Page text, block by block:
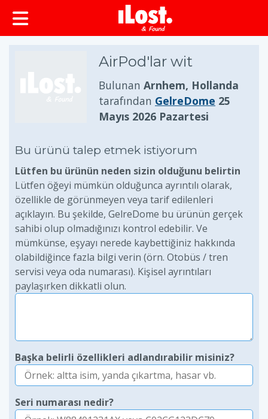
AirPod'lar wit
Bulunan Arnhem, Hollanda
tarafından GelreDome 25
Mayıs 2026 Pazartesi
Bu ürünü talep etmek istiyorum
Lütfen bu ürünün neden sizin olduğunu belirtin
Lütfen öğeyi mümkün olduğunca ayrıntılı olarak,
özellikle de görünmeyen veya tarif edilenleri
açıklayın. Bu şekilde, GelreDome bu ürünün gerçek
sahibi olup olmadığınızı kontrol edebilir. Ve
mümkünse, eşyayı nerede kaybettiğiniz hakkında
olabildiğince fazla bilgi verin (örn. Otobüs / tren
servisi veya oda numarası). Kişisel ayrıntıları
paylaşırken dikkatli olun.
Başka belirli özellikleri adlandırabilir misiniz?
Seri numarası nedir?